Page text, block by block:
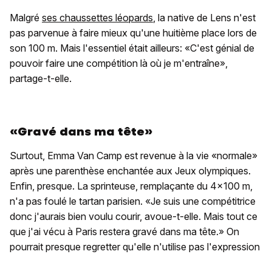
Malgré ses chaussettes léopards, la native de Lens n'est
pas parvenue à faire mieux qu'une huitième place lors de
son 100 m. Mais l'essentiel était ailleurs: «C'est génial de
pouvoir faire une compétition là où je m'entraîne»,
partage-t-elle.
«Gravé dans ma tête»
Surtout, Emma Van Camp est revenue à la vie «normale»
après une parenthèse enchantée aux Jeux olympiques.
Enfin, presque. La sprinteuse, remplaçante du 4x100 m,
n'a pas foulé le tartan parisien. «Je suis une compétitrice
donc j'aurais bien voulu courir, avoue-t-elle. Mais tout ce
que j'ai vécu à Paris restera gravé dans ma tête.» On
pourrait presque regretter qu'elle n'utilise pas l'expression